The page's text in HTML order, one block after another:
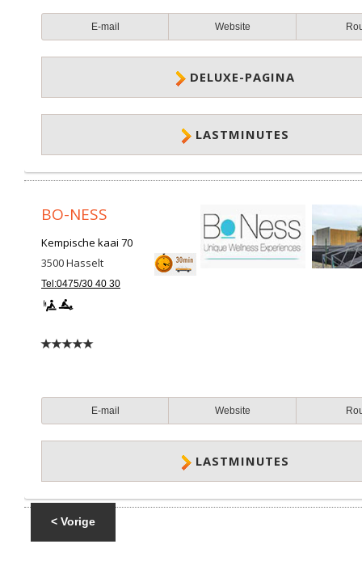
E-mail Website
DELUXE-PAGINA
LASTMINUTES
BO-NESS
Kempische kaai 70
3500Hasselt
Tel:0475/30 40 30
E-mail Website
LASTMINUTES
< Vorige